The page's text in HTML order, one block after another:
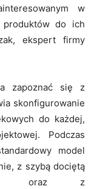
w
do ich
ekspert firmy
zapoznać się z
skonfigurowanie
do każdej,
Podczas
model
z szybą dociętą
oraz z